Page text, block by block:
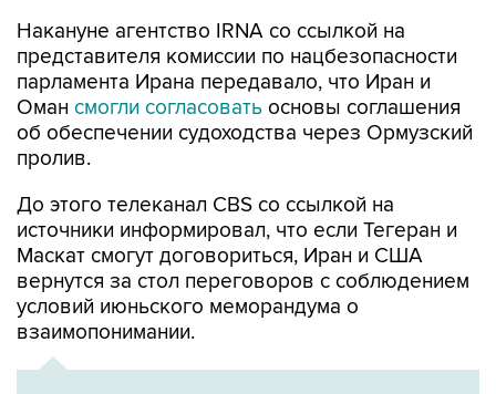
Накануне агентство IRNA со ссылкой на
представителя комиссии по нацбезопасности
парламента Ирана передавало, что Иран и
Оман смогли согласовать основы соглашения
об обеспечении судоходства через Ормузский
пролив.
До этого телеканал CBS со ссылкой на
источники информировал, что если Тегеран и
Маскат смогут договориться, Иран и США
вернутся за стол переговоров с соблюдением
условий июньского меморандума о
взаимопонимании.